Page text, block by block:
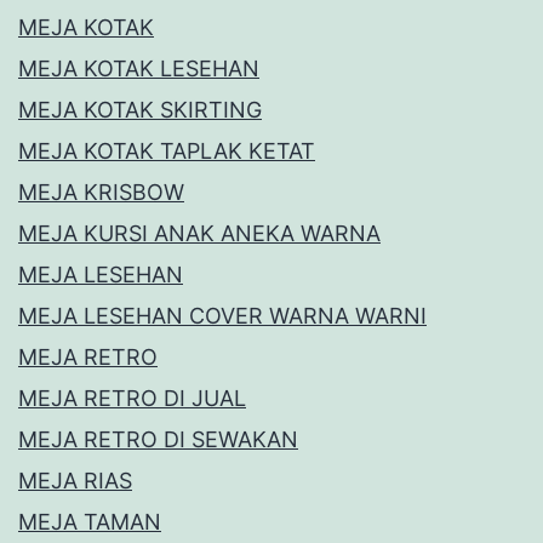
MEJA KOTAK
MEJA KOTAK LESEHAN
MEJA KOTAK SKIRTING
MEJA KOTAK TAPLAK KETAT
MEJA KRISBOW
MEJA KURSI ANAK ANEKA WARNA
MEJA LESEHAN
MEJA LESEHAN COVER WARNA WARNI
MEJA RETRO
MEJA RETRO DI JUAL
MEJA RETRO DI SEWAKAN
MEJA RIAS
MEJA TAMAN